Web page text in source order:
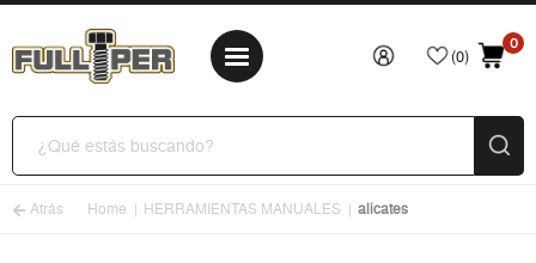
(0)
0
Atrás Home HERRAMIENTAS MANUALES alicates